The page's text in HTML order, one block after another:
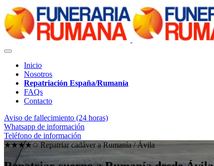
Inicio
Nosotros
Repatriación España/Rumanía
FAQs
Contacto
Aviso de fallecimiento (24 horas)
Whatsapp de información
Teléfono de información
★★★★✩ Repatriar cadáver a Rumanía /Ávila